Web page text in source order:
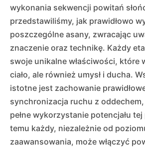
wykonania sekwencji powitań
przedstawiliśmy, jak prawidłowo
poszczególne asany, zwracając
znaczenie oraz technikę. Każdy
swoje unikalne właściwości, które
ciało, ale również umysł i ducha.
istotne jest zachowanie
synchronizacja ruchu z
pełne wykorzystanie potencjału
temu każdy, niezależnie od
zaawansowania, może włączyć